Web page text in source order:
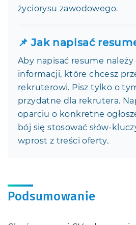
życiorysu zawodowego.
📌 Jak napisać
Aby napisać resume
informacji, które chcesz
rekruterowi. Pisz tylko o
przydatne dla rekrutera.
oparciu o konkretne
bój się stosować słów-
wprost z treści oferty.
Podsumowanie